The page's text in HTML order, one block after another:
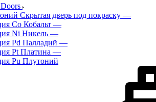
Скрытая дверь под покраску —
Co Кобальт —
Ni Никель —
Pd Палладий —
Pt Платина —
Pu Плутоний